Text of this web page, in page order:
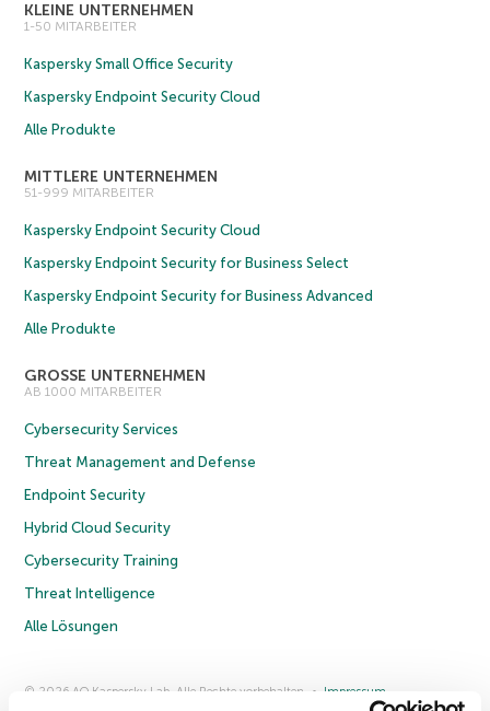
KLEINE UNTERNEHMEN
1-50 MITARBEITER
Kaspersky Small Office Security
Kaspersky Endpoint Security Cloud
Alle Produkte
MITTLERE UNTERNEHMEN
51-999 MITARBEITER
Kaspersky Endpoint Security Cloud
Kaspersky Endpoint Security for Business Select
Kaspersky Endpoint Security for Business Advanced
Alle Produkte
GROSSE UNTERNEHMEN
AB 1000 MITARBEITER
Cybersecurity Services
Threat Management and Defense
Endpoint Security
Hybrid Cloud Security
Cybersecurity Training
Threat Intelligence
Alle Lösungen
© 2026 AO Kaspersky Lab. Alle Rechte vorbehalten.
Impressum